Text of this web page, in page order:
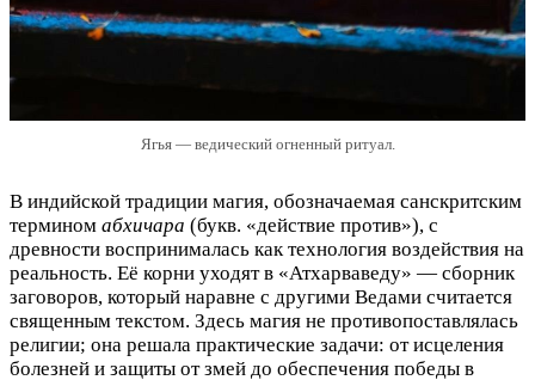
Ягья — ведический огненный ритуал.
В индийской традиции магия, обозначаемая санскритским
термином абхичара (букв. «действие против»), с
древности воспринималась как технология воздействия на
реальность. Её корни уходят в «Атхарваведу» — сборник
заговоров, который наравне с другими Ведами считается
священным текстом. Здесь магия не противопоставлялась
религии; она решала практические задачи: от исцеления
болезней и защиты от змей до обеспечения победы в